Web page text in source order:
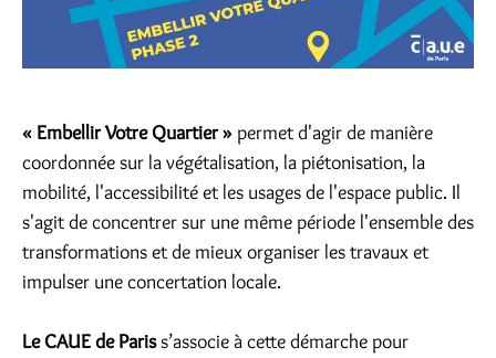
« Embellir Votre Quartier » permet d'agir de manière
coordonnée sur la végétalisation, la piétonisation, la
mobilité, l'accessibilité et les usages de l'espace public. Il
s'agit de concentrer sur une même période l'ensemble des
transformations et de mieux organiser les travaux et
impulser une concertation locale.
Le CAUE de Pariss’associe à cette démarche pour